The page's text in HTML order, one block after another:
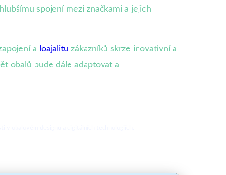
spojení mezi značkami a jejich
a loajalitu zákazníků skrze inovativní a
obalů bude dále adaptovat a